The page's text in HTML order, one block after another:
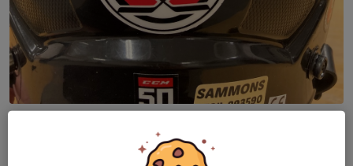
försäljning i kiosken (uppe).
Klistermärkena finns i 2 olika storlekar. Ett litet (med hög kvalitet)